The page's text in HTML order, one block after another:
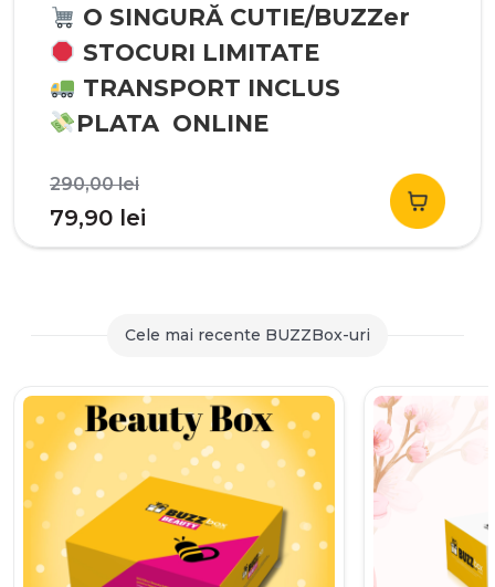
O SINGURĂ CUTIE/BUZZer
STOCURI LIMITATE
TRANSPORT INCLUS
PLATA ONLINE
290,00leiPrețul
inițial
a
290,00 lei.
79,90 lei
curent
79,90 lei.
Cele mai recente BUZZBox-uri